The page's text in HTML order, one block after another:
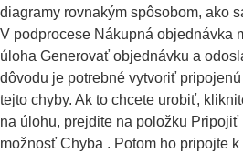
diagramy rovnakým spôsobom, ako
V podprocese Nákupná objednávka
úloha Generovať objednávku a
dôvodu je potrebné vytvoriť
tejto chyby. Ak to chcete urobiť,
na úlohu, prejdite na položku
možnosť Chyba . Potom ho pripojte